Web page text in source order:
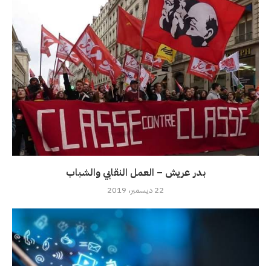
بدر عريش – العمل النقابي والشباب
22 ديسمبر، 2019